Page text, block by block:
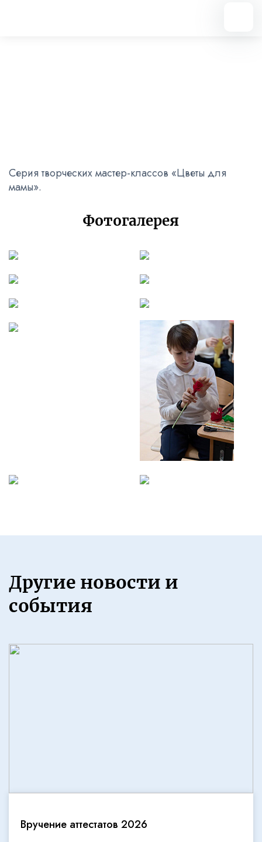
Серия творческих мастер-классов «Цветы для
мамы».
Фотогалерея
Другие новости и
события
Вручение аттестатов 2026